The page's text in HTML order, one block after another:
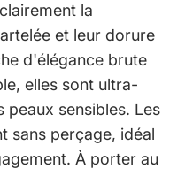
la
et leur dorure
d'élégance brute
elles sont ultra-
peaux sensibles. Les
sans perçage, idéal
À porter au